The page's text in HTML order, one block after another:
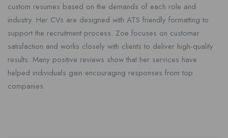
custom resumes based on the demands of each role and
industry. Her CVs are designed with ATS friendly formatting to
support the recruitment process. Zoe focuses on customer
satisfaction and works closely with clients to deliver high-quality
results. Many positive reviews show that her services have
helped individuals gain encouraging responses from top
companies.